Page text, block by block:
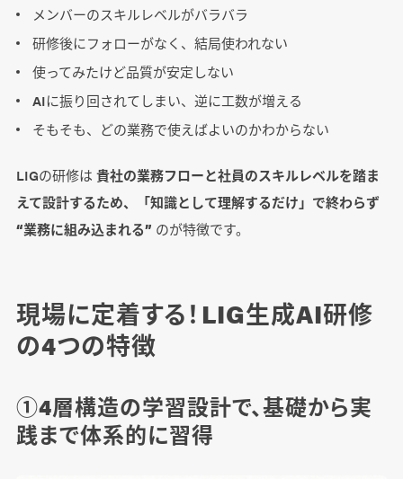
メンバーのスキルレベルがバラバラ
研修後にフォローがなく、結局使われない
使ってみたけど品質が安定しない
AIに振り回されてしまい、逆に工数が増える
そもそも、どの業務で使えばよいのかわからない
LIGの研修は 貴社の業務フローと社員のスキルレベルを踏ま
えて設計するため、「知識として理解するだけ」で終わらず
“業務に組み込まれる” のが特徴です。
現場に定着する！LIG生成AI研修
の4つの特徴
①4層構造の学習設計で、基礎から実
践まで体系的に習得